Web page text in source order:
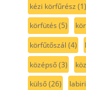
kézi körfűrész (1)
körfütés (5)
körfűtőszál (4)
középső(3)
külső(26)